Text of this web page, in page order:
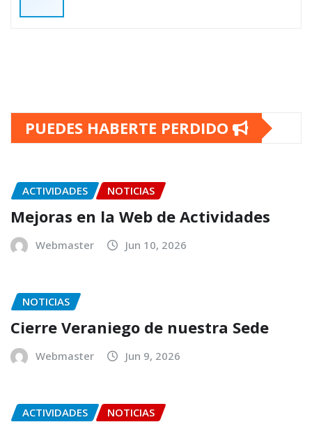
PUEDES HABERTE PERDIDO
ACTIVIDADES NOTICIAS
Mejoras en la Web de Actividades
Webmaster Jun 10, 2026
NOTICIAS
Cierre Veraniego de nuestra Sede
Webmaster Jun 9, 2026
ACTIVIDADES NOTICIAS